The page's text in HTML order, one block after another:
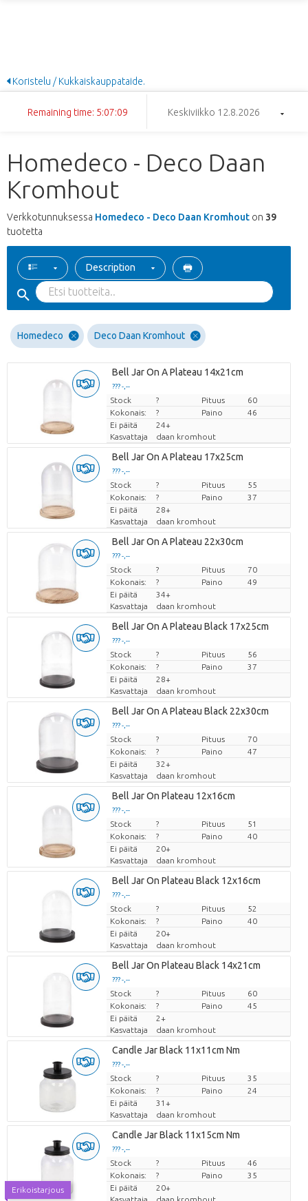
Koristelu / Kukkaiskauppataide.
Remaining time: 5:07:09 Keskiviikko 12.8.2026
Homedeco - Deco Daan
Kromhout
Verkkotunnuksessa Homedeco - Deco Daan Kromhout on 39
tuotetta
Description
Homedeco Deco Daan Kromhout
Bell Jar On A Plateau 14x21cm
??? -,--
Hinta per kappale
Stock ? Pituus
60
Kokonais:
? Paino
46
Ei päitä
24+
Kasvattaja
daan kromhout
Bell Jar On A Plateau 17x25cm
??? -,--
Hinta per kappale
Stock ? Pituus
55
Kokonais:
? Paino
37
Ei päitä
28+
Kasvattaja
daan kromhout
Bell Jar On A Plateau 22x30cm
??? -,--
Hinta per kappale
Stock ? Pituus
70
Kokonais:
? Paino
49
Ei päitä
34+
Kasvattaja
daan kromhout
Bell Jar On A Plateau Black 17x25cm
??? -,--
Hinta per kappale
Stock ? Pituus
56
Kokonais:
? Paino
37
Ei päitä
28+
Kasvattaja
daan kromhout
Bell Jar On A Plateau Black 22x30cm
??? -,--
Hinta per kappale
Stock ? Pituus
70
Kokonais:
? Paino
47
Ei päitä
32+
Kasvattaja
daan kromhout
Bell Jar On Plateau 12x16cm
??? -,--
Hinta per kappale
Stock ? Pituus
51
Kokonais:
? Paino
40
Ei päitä
20+
Kasvattaja
daan kromhout
Bell Jar On Plateau Black 12x16cm
??? -,--
Hinta per kappale
Stock ? Pituus
52
Kokonais:
? Paino
40
Ei päitä
20+
Kasvattaja
daan kromhout
Bell Jar On Plateau Black 14x21cm
??? -,--
Hinta per kappale
Stock ? Pituus
60
Kokonais:
? Paino
45
Ei päitä
2+
Kasvattaja
daan kromhout
Candle Jar Black 11x11cm Nm
??? -,--
Hinta per kappale
Stock ? Pituus
35
Kokonais:
? Paino
24
Ei päitä
31+
Kasvattaja
daan kromhout
Erikoistarjous
Candle Jar Black 11x15cm Nm
??? -,--
Hinta per kappale
Stock ? Pituus
46
Kokonais:
? Paino
35
Ei päitä
20+